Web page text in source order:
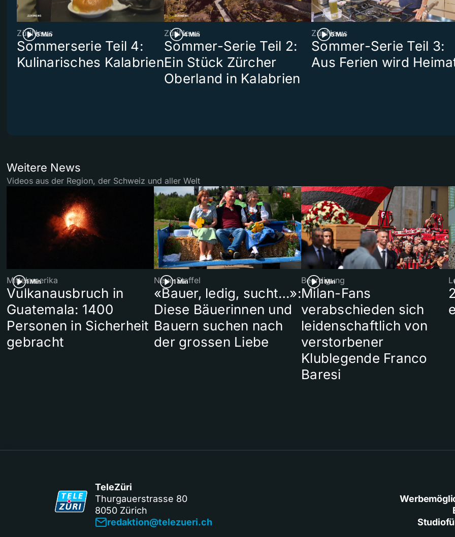
5 Min
ZüriNews
Sommerserie Teil 4:
Kulinarisches Kalabrien
4 Min
ZüriNews
Sommer-Serie Teil 2:
Ein Stück Zürcher
Oberland in Kalabrien
5 Min
ZüriNews
Sommer-Serie Teil 3:
Aus Ferien wird
Weitere News
Videos aus der Region, der Schweiz und aller Welt
1 Min
Mittelamerika
Vulkanausbruch in
Guatemala: 1400
Personen in Sicherheit
gebracht
1 Min
Neue Staffel
«Bauer, ledig, sucht…»:
Diese Bäuerinnen und
Bauern suchen nach
der grossen Liebe
1 Min
Beerdigung
Milan-Fans
verabschieden sich
leidenschaftlich von
verstorbener
Klublegende Franco
Baresi
TeleZüri
Thurgauerstrasse 80
8050 Zürich
redaktion@telezueri.ch